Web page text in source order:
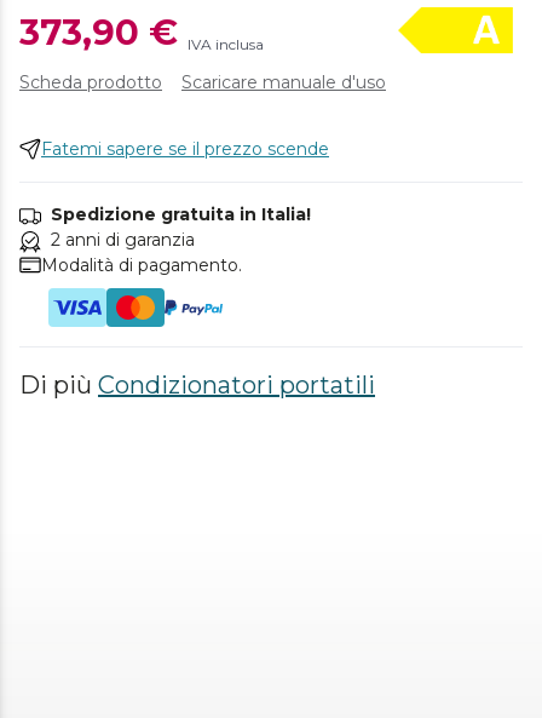
373,90 € IVA inclusa
Scheda prodotto Scaricare manuale d'uso
Fatemi sapere se il prezzo scende
Spedizione gratuita in Italia!
2 anni di garanzia
Modalità di pagamento.
Di più Condizionatori portatili